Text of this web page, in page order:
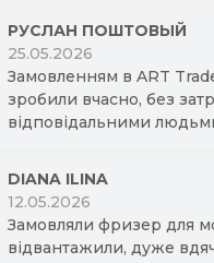
РУСЛАН ПОШТОВЫЙ
25.05.2026
Замовленням в ART
зробили вчасно, без
відповідальними
DIANA ILINA
12.05.2026
Замовляли фризер для
відвантажили, дуже